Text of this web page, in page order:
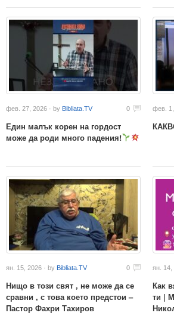
фев. 27, 2026 · by Bibliata.TV 0
Един малък корен на гордост
може да роди много падения!
фев. 1,
ян. 15, 2026 · by Bibliata.TV 0
Нищо в този свят , не може да се
сравни , с това което предстои –
Пастор Фахри Тахиров
ян. 14,
Как
ти |